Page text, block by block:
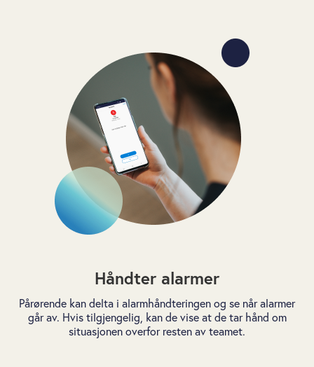
Håndter alarmer
Pårørende kan delta i alarmhåndteringen og se når alarmer
går av. Hvis tilgjengelig, kan de vise at de tar hånd om
situasjonen overfor resten av teamet.